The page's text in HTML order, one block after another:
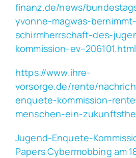
finanz.de/news/
yvonne-magwas-
schirmherrschaft-des-
kommission-ev–206101.html
https://www.ihre-
vorsorge.de/rente/
enquete-kommission-
menschen-ein-
Jugend-Enquete-
Papers Cybermobbing am